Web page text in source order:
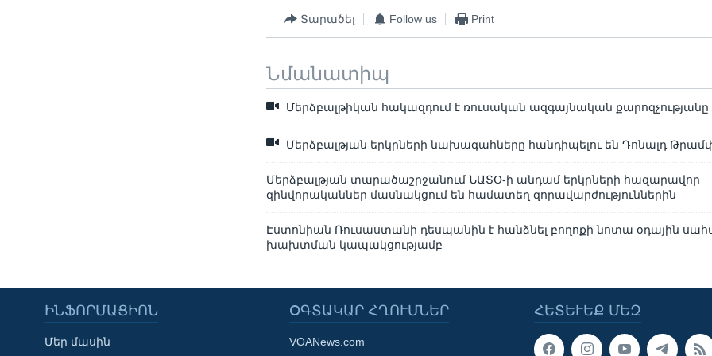
Տարածել Follow us Print
Նմանատիպ
Մերձբալթիկան հակազդում է ռուսական ազգայնական քարոզչությանը
Մերձբալթյան երկրների նախագահները հանդիպելու են Դոնալդ
Մերձբալթյան տարածաշրջանում ՆԱՏՕ-ի անդամ երկրների հազարավոր
զինվորականներ մասնակցում են համատեղ զորավարժություններին
Էստոնիան Ռուսաստանի դեսպանին է հանձնել բողոքի նոտա օդային
խախտման կապակցությամբ
ՀԵՏԵՒԵՔ ՄԵԶ
ԻՆՖՈՐՄԱՑԻՈՆ
Մեր մասին
ՕԳՏԱԿԱՐ ՀՂՈՒՄՆԵՐ
VOANews.com